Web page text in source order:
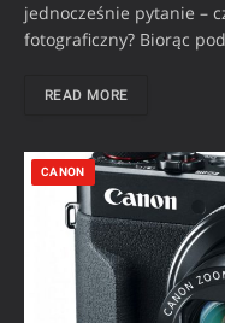
jednocześnie pytanie –
fotograficzny? Biorąc
READ MORE
CANON